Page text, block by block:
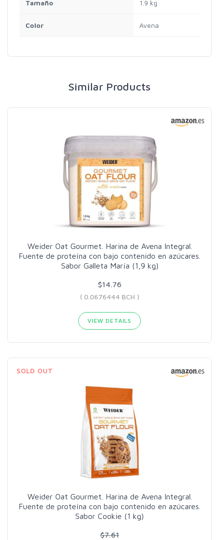
Tamaño 1.9 kg
Color Avena
Similar Products
Weider Oat Gourmet. Harina de Avena Integral.
Fuente de proteína con bajo contenido en azúcares.
Sabor Galleta María (1,9 kg)
$14.76
( 0.0676444 BCH )
VIEW DETAILS
SOLD OUT
Weider Oat Gourmet. Harina de Avena Integral.
Fuente de proteína con bajo contenido en azúcares.
Sabor Cookie (1 kg)
$7.61